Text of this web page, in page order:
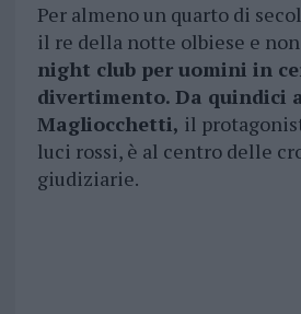
Per almeno un quarto di
il re della notte olbiese e
night club per uomini in
divertimento. Da quindici
Magliocchetti, il
luci rossi, è al centro delle
giudiziarie.